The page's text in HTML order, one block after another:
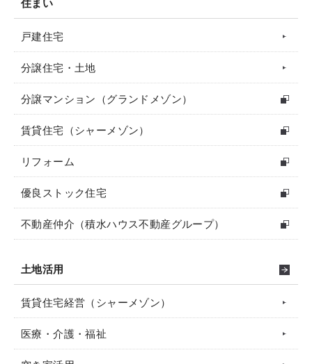
戸建住宅
分譲住宅・土地
分譲マンション（グランドメゾン）
賃貸住宅（シャーメゾン）
リフォーム
優良ストック住宅
不動産仲介（積水ハウス不動産グループ）
土地活用
賃貸住宅経営（シャーメゾン）
医療・介護・福祉